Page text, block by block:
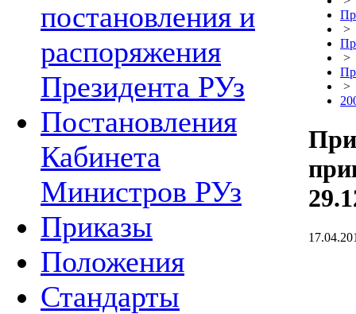
постановления и
распоряжения
Президента РУз
Постановления
Кабинета
Министров РУз
Приказы
Положения
Стандарты
>
>
>